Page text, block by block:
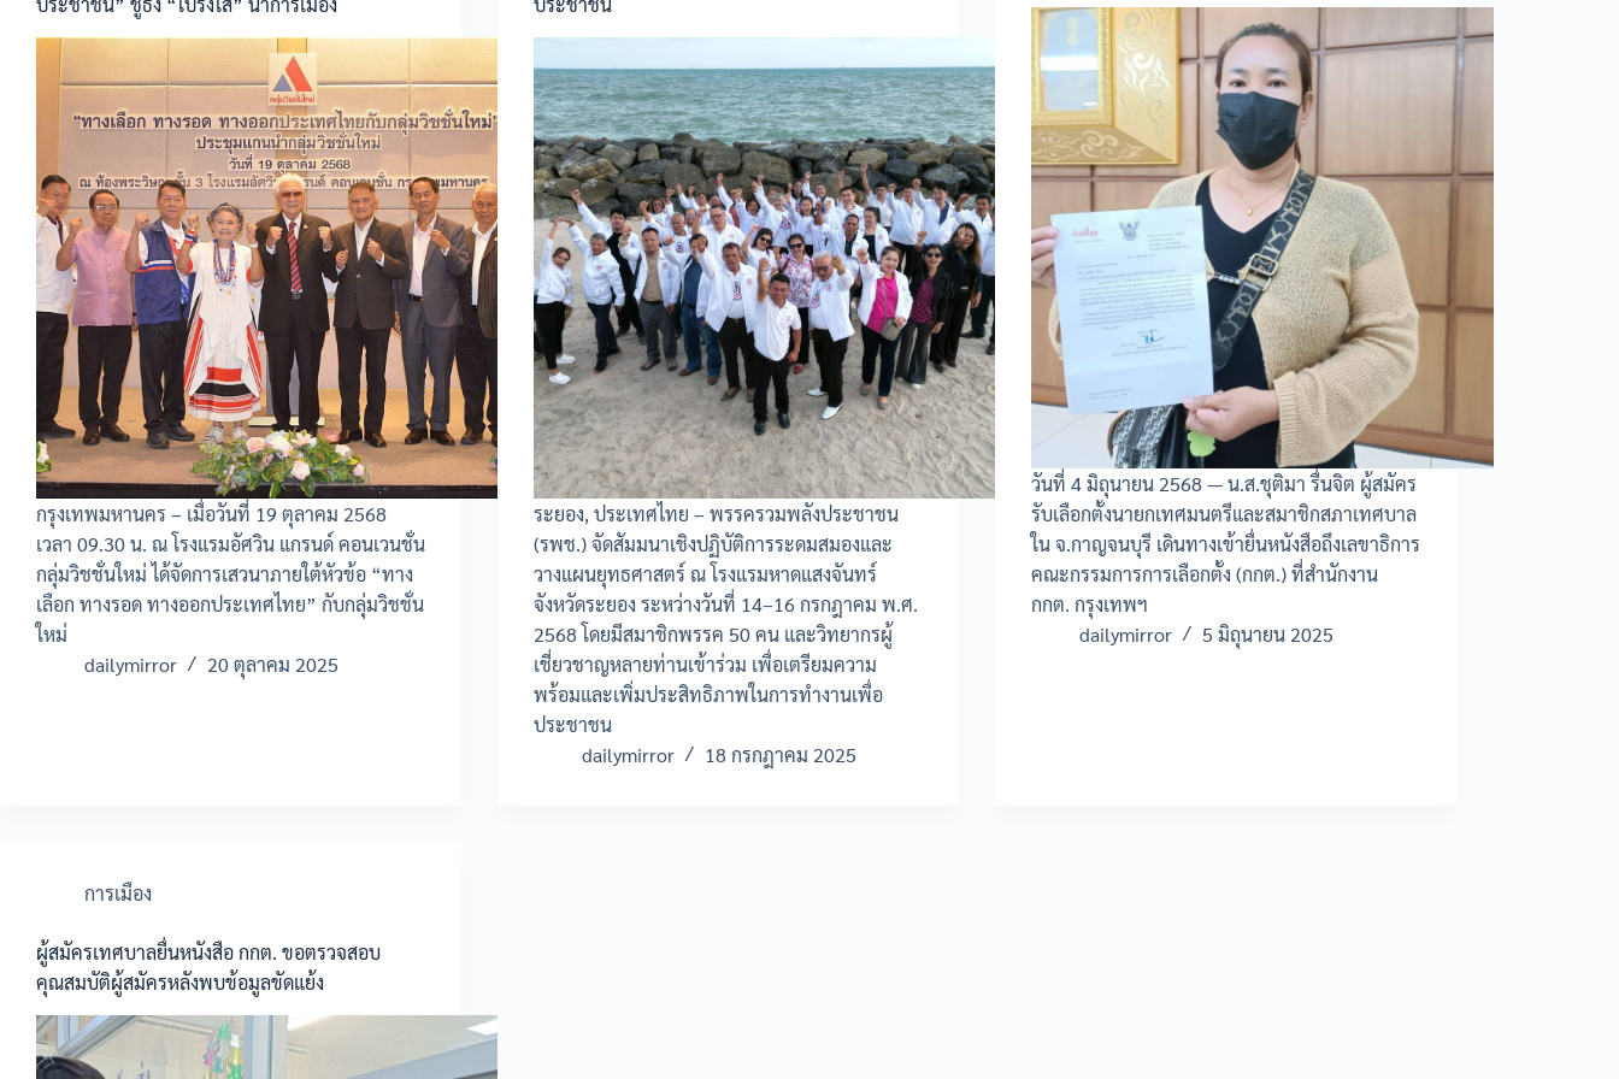
กรุงเทพมหานคร – เมื่อวันที่ 19 ตุลาคม 2568
เวลา 09.30 น. ณ โรงแรมอัศวิน แกรนด์ คอนเวนชั่น
กลุ่มวิชชั่นใหม่ ได้จัดการเสวนาภายใต้หัวข้อ “ทาง
เลือก ทางรอด ทางออกประเทศไทย” กับกลุ่มวิชชั่น
ใหม่
dailymirror
20 ตุลาคม 2025
ระยอง, ประเทศไทย – พรรครวมพลังประชาชน
(รพช.) จัดสัมมนาเชิงปฏิบัติการระดมสมองและ
วางแผนยุทธศาสตร์ ณ โรงแรมหาดแสงจันทร์
จังหวัดระยอง ระหว่างวันที่ 14–16 กรกฎาคม พ.ศ.
2568 โดยมีสมาชิกพรรค 50 คน และวิทยากรผู้
เชี่ยวชาญหลายท่านเข้าร่วม เพื่อเตรียมความ
พร้อมและเพิ่มประสิทธิภาพในการทำงานเพื่อ
ประชาชน
dailymirror
18 กรกฎาคม 2025
วันที่ 4 มิถุนายน 2568 — น.ส.ชุติมา รื่นจิต ผู้สมัคร
รับเลือกตั้งนายกเทศมนตรีและสมาชิกสภาเทศบาล
ใน จ.กาญจนบุรี เดินทางเข้ายื่นหนังสือถึงเลขาธิการ
คณะกรรมการการเลือกตั้ง (กกต.) ที่สำนักงาน
กกต. กรุงเทพฯ
dailymirror
5 มิถุนายน 2025
การเมือง
ผู้สมัครเทศบาลยื่นหนังสือ กกต. ขอตรวจสอบ
คุณสมบัติผู้สมัครหลังพบข้อมูลขัดแย้ง